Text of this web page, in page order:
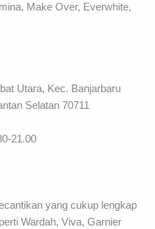
Make Over, Everwhite,
Utara, Kec. Banjarbaru
Selatan 70711
21.00
yang cukup lengkap
Wardah, Viva, Garnier